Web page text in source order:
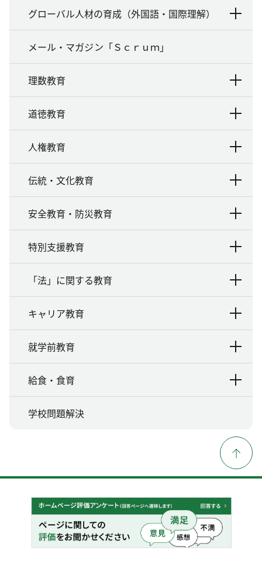
グローバル人材の育成（外国語・国際理解）
メール・マガジン「Ｓｃｒｕｍ」
理数教育
道徳教育
人権教育
伝統・文化教育
安全教育・防災教育
特別支援教育
「法」に関する教育
キャリア教育
就学前教育
給食・食育
学校問題解決